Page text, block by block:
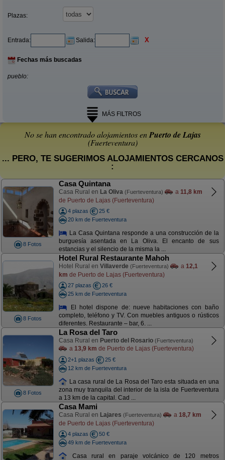
Plazas:
Entrada: Salida: X
Fechas más buscadas
pueblo:
MÁS FILTROS
No se han encontrado alojamientos enPuerto de Lajas
(Fuerteventura)
... PERO, TE SUGERIMOS ALOJAMIENTOS CERCANOS
:
8 Fotos
Casa Quintana
Casa Rural en La Oliva (Fuerteventura) a 11,8 km
de Puerto de Lajas (Fuerteventura)
4 plazas
25 €
20 km de Fuerteventura
La Casa Quintana responde a una construcción de la
burguesía asentada en La Oliva. El encanto de sus
estancias y el silencio de la misma la ...
8 Fotos
Hotel Rural Restaurante Mahoh
Hotel Rural en Villaverde (Fuerteventura) a 12,1
km de Puerto de Lajas (Fuerteventura)
27 plazas
26 €
25 km de Fuerteventura
El hotel dispone de: nueve habitaciones con baño
completo, teléfono y TV. Con muebles antiguos o rústicos
diferentes. Restaurante – bar, 6. ...
8 Fotos
La Rosa del Taro
Casa Rural en Puerto del Rosario (Fuerteventura)
a 13,9 km de Puerto de Lajas (Fuerteventura)
2+1 plazas
25 €
12 km de Fuerteventura
La casa rural de La Rosa del Taro esta situada en una
zona muy tranquila del interior de la isla de Fuerteventura
a 13 km de la capital. Cad ...
Casa Mami
Casa Rural en Lajares (Fuerteventura) a 18,7 km
de Puerto de Lajas (Fuerteventura)
4 plazas
50 €
49 km de Fuerteventura
Casa rural en paraje volcánico de 120 metros